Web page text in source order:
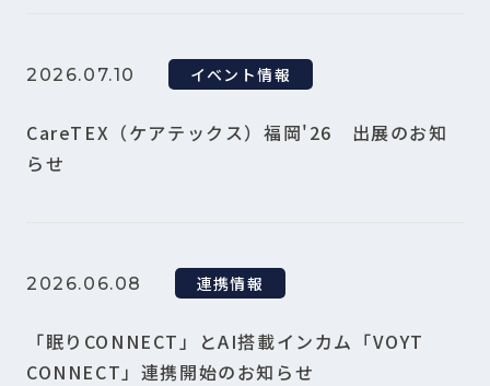
2026.07.10 イベント情報
CareTEX（ケアテックス）福岡'26 出展のお知
らせ
2026.06.08 連携情報
「眠りCONNECT」とAI搭載インカム「VOYT
CONNECT」連携開始のお知らせ